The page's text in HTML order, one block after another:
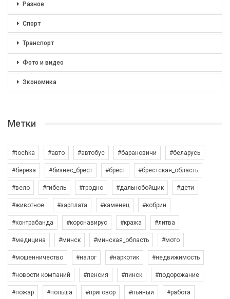
Разное
Спорт
Транспорт
Фото и видео
Экономика
Метки
#tochka #авто #автобус #барановичи #беларусь
#берёза #бизнес_брест #брест #брестская_область
#вело #гибель #гродно #дальнобойщик #дети
#животное #зарплата #каменец #кобрин
#контрабанда #коронавирус #кража #литва
#медицина #минск #минская_область #мото
#мошенничество #налог #наркотик #недвижимость
#новости компаний #пенсия #пинск #подорожание
#пожар #польша #приговор #пьяный #работа